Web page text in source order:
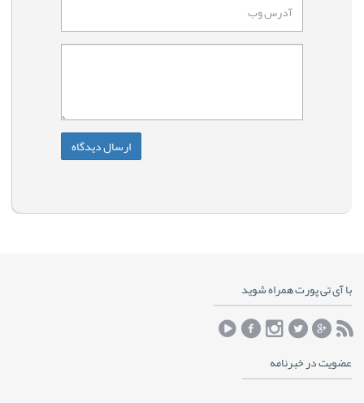
با آی تی پورت همراه شوید
عضویت در خبرنامه